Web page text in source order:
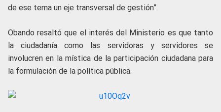
de ese tema un eje transversal de gestión”.
Obando resaltó que el interés del Ministerio es que tanto
la ciudadanía como las servidoras y servidores se
involucren en la mística de la participación ciudadana para
la formulación de la política pública.